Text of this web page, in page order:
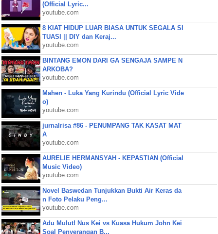
(Official Lyric...
youtube.com
8 KIAT HIDUP LUAR BIASA UNTUK SEGALA SI
TUASI || DIY dan Keraj...
youtube.com
BINTANG EMON DARI GA SENGAJA SAMPE N
ARKOBA?
youtube.com
Mahen - Luka Yang Kurindu (Official Lyric Vide
o)
youtube.com
jurnalrisa #86 - PENUMPANG TAK KASAT MAT
A
youtube.com
AURELIE HERMANSYAH - KEPASTIAN (Official
Music Video)
youtube.com
Novel Baswedan Tunjukkan Bukti Air Keras da
n Foto Pelaku Peng...
youtube.com
Adu Mulut! Nus Kei vs Kuasa Hukum John Kei
Soal Penyerangan B...